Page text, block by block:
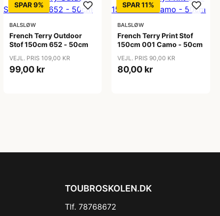
SPAR 9%
BALSLØW
French Terry Outdoor
Stof 150cm 652 - 50cm
VEJL. PRIS 109,00 KR
99,00 kr
SPAR 11%
BALSLØW
French Terry Print Stof
150cm 001 Camo - 50cm
VEJL. PRIS 90,00 KR
80,00 kr
TOUBROSKOLEN.DK
Tlf. 78768672